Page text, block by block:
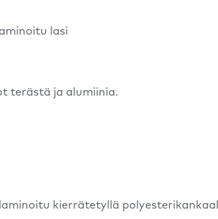
lasi
terästä ja alumiinia.
kierrätetyllä